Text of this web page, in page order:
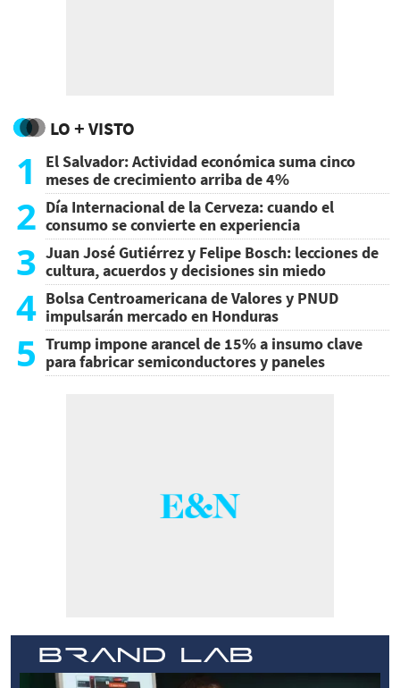
LO + VISTO
1
El Salvador: Actividad económica suma cinco
meses de crecimiento arriba de 4%
2 Día Internacional de la Cerveza: cuando el
consumo se convierte en experiencia
3 Juan José Gutiérrez y Felipe Bosch: lecciones de
cultura, acuerdos y decisiones sin miedo
4 Bolsa Centroamericana de Valores y PNUD
impulsarán mercado en Honduras
5 Trump impone arancel de 15% a insumo clave
para fabricar semiconductores y paneles